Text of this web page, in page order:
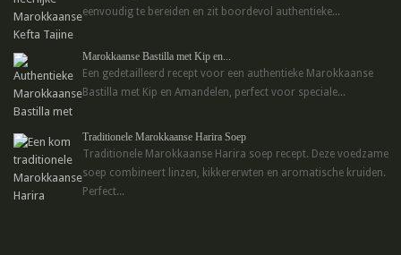
eenvoudig te bereiden en zit boordevol authentieke...
Marokkaanse Bastilla met Kip en...
Een gedetailleerd recept voor een authentieke Marokkaanse
Bastilla met Kip en Amandelen, perfect voor speciale...
Traditionele Marokkaanse Harira Soep
Traditionele Marokkaanse Harira soep recept. Deze voedzame
soep combineert linzen, kikkererwten en aromatische kruiden.
Perfect...